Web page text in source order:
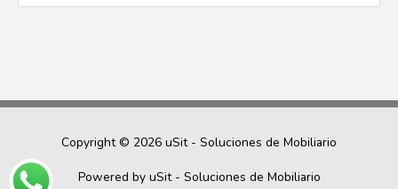
Copyright © 2026 uSit - Soluciones de Mobiliario
Powered by uSit - Soluciones de Mobiliario